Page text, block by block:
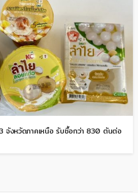
3 จังหวัดภาคเหนือ รับซื้อกว่า 830 ตันต่อ